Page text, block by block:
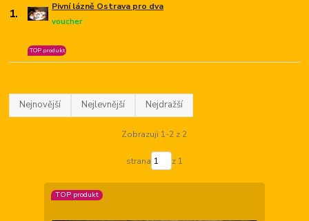
1. Pivní lázně Ostrava pro dva
voucher
TOP produkt
Nejnovější Nejlevnější Nejdražší
Zobrazuji 1-2 z 2
strana z 1
TOP produkt